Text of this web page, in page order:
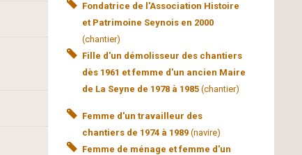
Fondatrice de l'Association Histoire
et Patrimoine Seynois en 2000
(chantier)
Fille d'un démolisseur des chantiers
dès 1961 et femme d'un ancien Maire
de La Seyne de 1978 à 1985 (chantier)
Femme d'un travailleur des
chantiers de 1974 à 1989 (navire)
Femme de ménage et femme d'un